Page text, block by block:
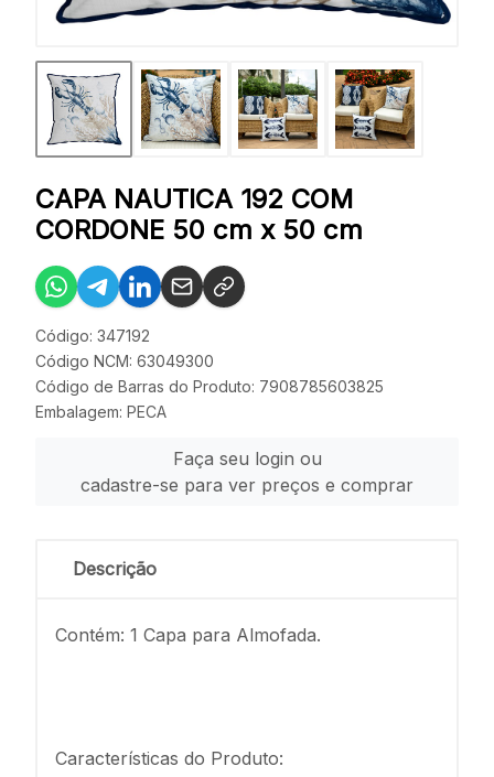
CAPA NAUTICA 192 COM
CORDONE 50 cm x 50 cm
Código: 347192
Código NCM: 63049300
Código de Barras do Produto: 7908785603825
Embalagem: PECA
Faça seu login ou
cadastre-se para ver preços e comprar
Descrição
Contém: 1 Capa para Almofada.
Características do Produto: